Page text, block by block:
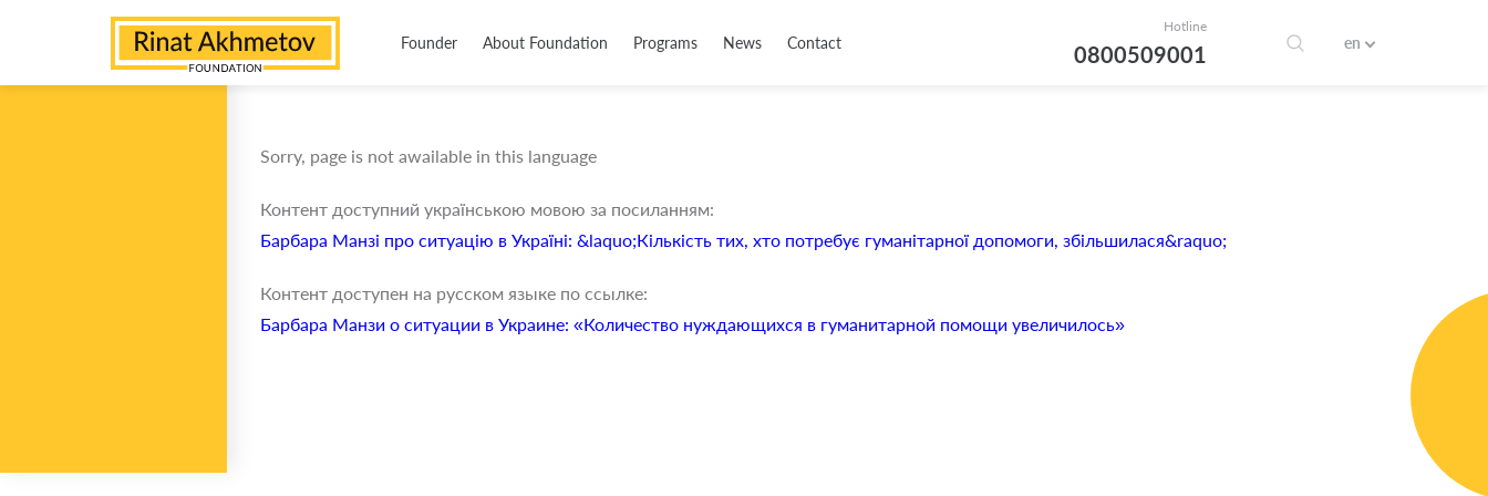
Founder About Foundation Programs News Contact
Hotline
0800509001 en
Sorry, page is not awailable in this language
Контент доступний українською мовою за посиланням:
Барбара Манзі про ситуацію в Україні: &laquo;Кількість тих, хто потребує гуманітарної допомоги, збільшилася&raquo;
Контент доступен на русском языке по ссылке:
Барбара Манзи о ситуации в Украине: «Количество нуждающихся в гуманитарной помощи увеличилось»